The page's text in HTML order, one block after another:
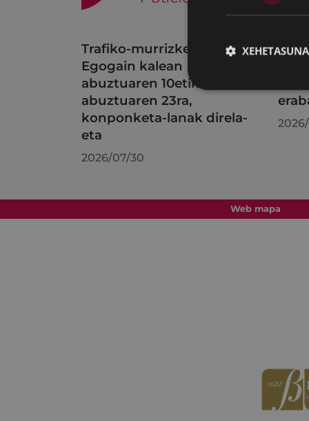
Trafiko-murrizketak
Egogain kalean
abuztuaren 10etik
abuztuaren 23ra,
konponketa-lanak direla-
eta
2026/07/30
Web mapa